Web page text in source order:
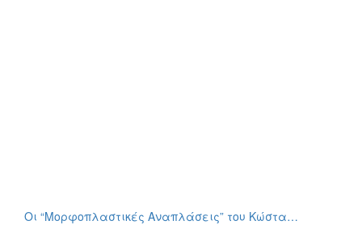
Οι “Μορφοπλαστικές Αναπλάσεις” του Κώστα…